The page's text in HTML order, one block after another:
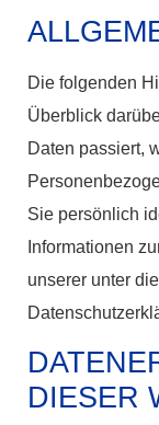
Die folgenden
Überblick
Daten passiert,
Sie persönlich
Informationen
unserer unter
DIESER